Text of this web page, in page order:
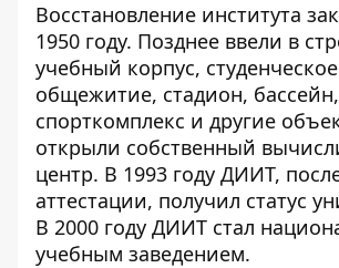
Восстановление института
1950 году. Позднее ввели в
учебный корпус, студенческое
общежитие, стадион, бассейн,
спорткомплекс и другие
открыли собственный
центр. В 1993 году ДИИТ,
аттестации, получил статус
В 2000 году ДИИТ стал
учебным заведением.